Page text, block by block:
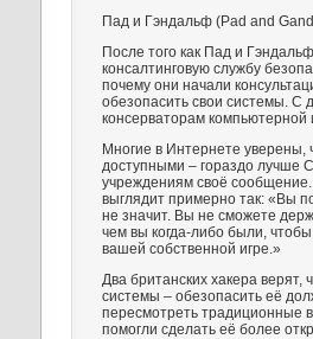
Пад и Гэндальф (Pad and
После того как Пад и
консалтинговую службу
почему они начали
обезопасить свои системы. С
консерваторам компьютерной
Многие в Интернете уверены,
доступными – гораздо лучше
учреждениям своё
выглядит примерно так: «Вы
не значит. Вы не сможете
чем вы когда-либо были,
вашей собственной игре.»
Два британских хакера
системы – обезопасить её
пересмотреть традиционные
помогли сделать её более